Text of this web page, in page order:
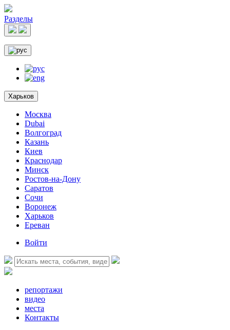
Разделы
Харьков
Москва
Dubai
Волгоград
Казань
Киев
Краснодар
Минск
Ростов-на-Дону
Саратов
Сочи
Воронеж
Харьков
Ереван
Войти
репортажи
видео
места
Контакты